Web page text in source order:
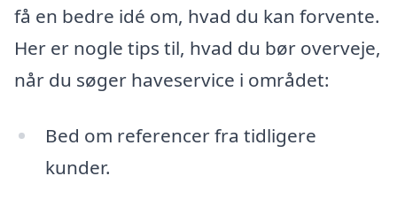
få en bedre idé om, hvad du kan forvente.
Her er nogle tips til, hvad du bør overveje,
når du søger haveservice i området:
Bed om referencer fra tidligere
kunder.